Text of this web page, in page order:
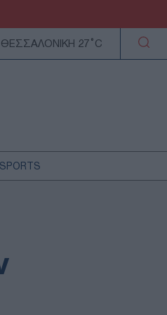
ΘΕΣΣΑΛΟΝΙΚΗ 27°C
SPORTS